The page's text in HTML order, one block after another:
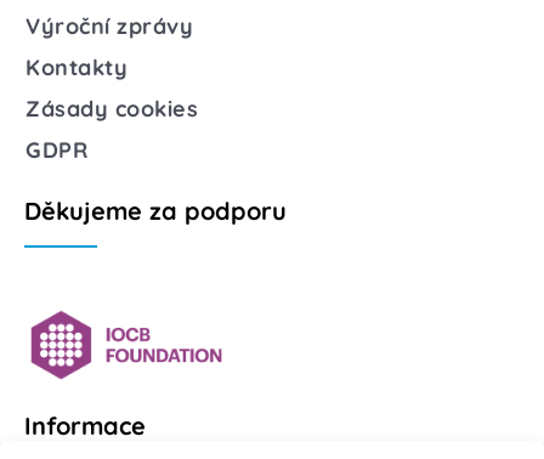
Výroční zprávy
Kontakty
Zásady cookies
GDPR
Děkujeme za podporu
Informace